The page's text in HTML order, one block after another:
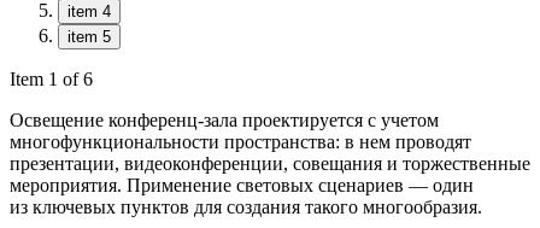
item 4
item 5
Item 1 of 6
Освещение конференц-зала проектируется с учетом
многофункциональности пространства: в нем проводят
презентации, видеоконференции, совещания и торжественные
мероприятия. Применение световых сценариев — один
из ключевых пунктов для создания такого многообразия.